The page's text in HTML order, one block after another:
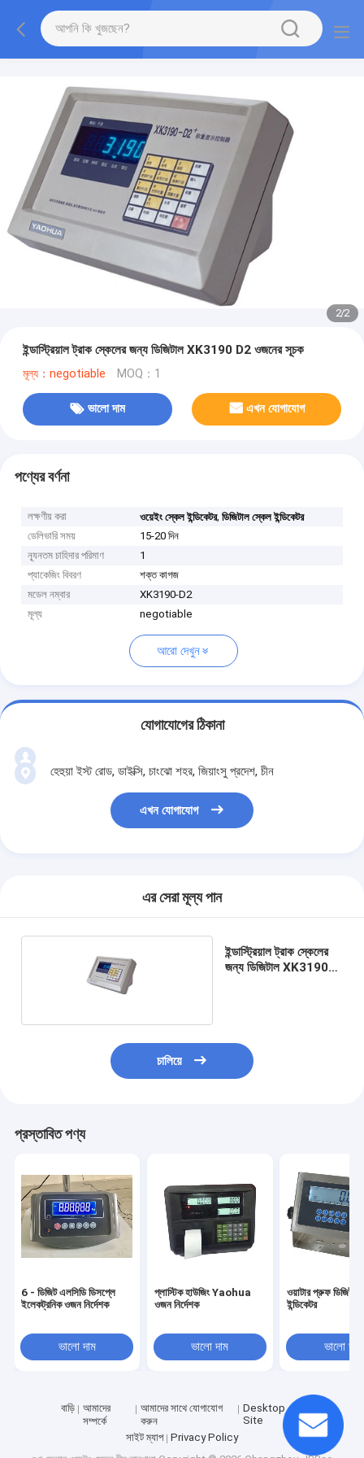
2/2
ইন্ডাস্ট্রিয়াল ট্রাক স্কেলের জন্য ডিজিটাল XK3190 D2 ওজনের সূচক
মূল্য：negotiable MOQ：1
ভালো দাম এখন যোগাযোগ
পণ্যের বর্ণনা
লক্ষণীয় করা ওয়েইং স্কেল ইন্ডিকেটর,ডিজিটাল স্কেল ইন্ডিকেটর
ডেলিভারি সময়
15-20 দিন
ন্যূনতম চাহিদার পরিমাণ
1
প্যাকেজিং বিবরণ
শক্ত কাগজ
মডেল নম্বার
XK3190-D2
মূল্য
negotiable
আরো দেখুন
যোগাযোগের ঠিকানা
হেহুয়া ইস্ট রোড, ডাইক্সি, চাংঝো শহর, জিয়াংসু প্রদেশ, চীন
এখন যোগাযোগ
এর সেরা মূল্য পান
ইন্ডাস্ট্রিয়াল ট্রাক স্কেলের
জন্য ডিজিটাল XK3190
চালিয়ে
প্রস্তাবিত পণ্য
6 - ডিজিট এলসিডি ডিসপ্লে
ইলেকট্রনিক ওজন নির্দেশক
ভালো দাম
প্লাস্টিক হাউজিং Yaohua
ওজন নির্দেশক
ভালো দাম
ওয়াটার প্রুফ ডিজিটাল
ইন্ডিকেটর
ভালো দাম
বাড়ি
আমাদের
সম্পর্কে
আমাদের সাথে যোগাযোগ
করুন
Desktop
Site
সাইট ম্যাপ
Privacy Policy